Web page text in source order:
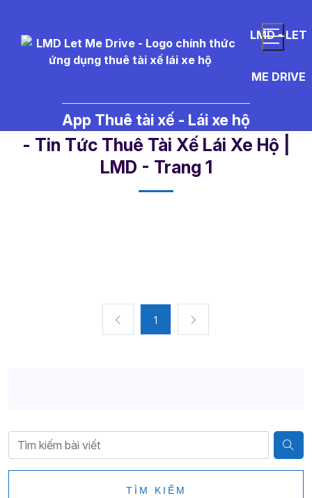
LMD - LET
ME DRIVE
App Thuê tài xế - Lái xe hộ
- Tin Tức Thuê Tài Xế Lái Xe Hộ |
LMD - Trang 1​
1
TÌM KIẾM